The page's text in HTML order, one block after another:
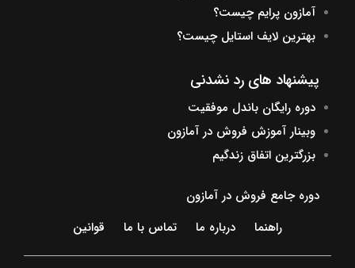
آمازون پرایم چیست؟
بهترین لایف استایل چیست؟
پیشنهاد های رد نشدنی
دوره رایگان باندل موفقیت
وبینار آموزش فروش در آمازون
بزرگترین اتفاق زندگیم
دوره جامع فروش در آمازون
راهنما
درباره ما تماس با ما قوانین